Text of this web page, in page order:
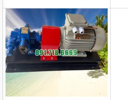
CÔNG
NGHIỆP
TIN
TỨC
GIỚI
THIỆU
SẢN
PHẨM
MỚI